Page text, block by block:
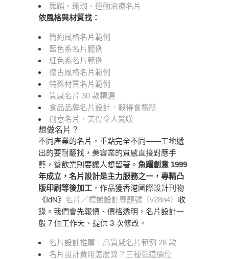
舞蹈、瑜珈、運動治療名片
依風格與材質找：
簡約風格名片範例
藍色系名片範例
紅色系名片範例
復古風格名片範例
特殊材質名片範例
質感名片 30 款精選
食品品牌名片設計．榖得食務所
創意名片．美得令人驚嘆
想做名片？
不同產業的名片，重點完全不同——工地遞
出的要耐翻找，美容業的質感直接對應手
藝，餐飲業則要讓人想留著。 魚躍創意 1999
年成立，名片設計是主力服務之一，專精凸
版印刷等後加工 ，作品獲香港國際設計刊物
《IdN》 名片／標識設計專題號（v28n4） 收
錄。我們會先報價、價格透明，名片設計一
般 7 個工作天、提供 3 次修改。
名片設計推薦｜高質感名片範例 28 款
名片設計費用怎麼算？三種管道價位